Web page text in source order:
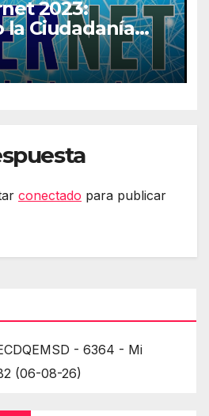
2023:
la Ciudadanía
conectado para publicar
- 6364 - Mi
(06-08-26)